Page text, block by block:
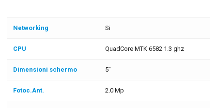
Networking Si
CPU QuadCore MTK 6582 1.3 ghz
Dimensioni schermo 5"
Fotoc.Ant. 2.0 Mp